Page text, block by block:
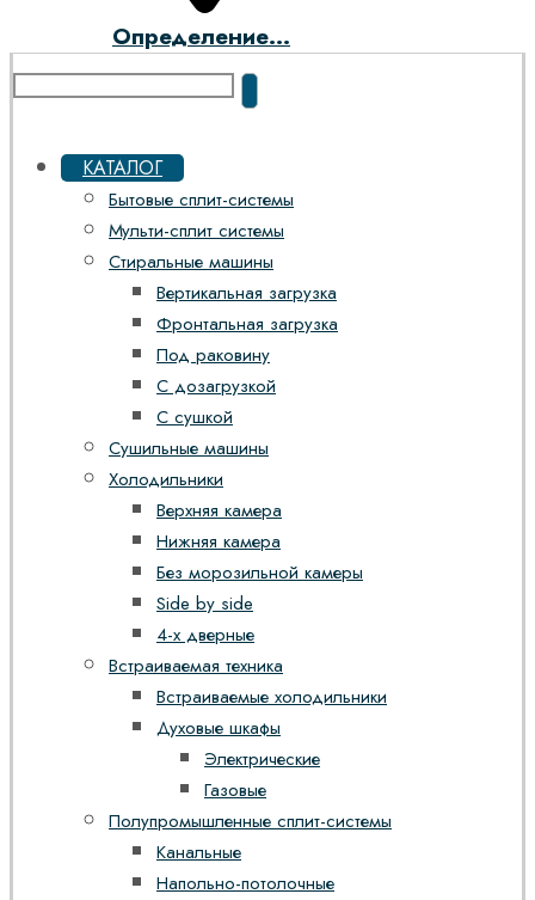
Определение...
КАТАЛОГ
Бытовые сплит-системы
Мульти-сплит системы
Стиральные машины
Вертикальная загрузка
Фронтальная загрузка
Под раковину
С дозагрузкой
С сушкой
Сушильные машины
Холодильники
Верхняя камера
Нижняя камера
Без морозильной камеры
Side by side
4-х дверные
Встраиваемая техника
Встраиваемые холодильники
Духовые шкафы
Электрические
Газовые
Полупромышленные сплит-системы
Канальные
Напольно-потолочные